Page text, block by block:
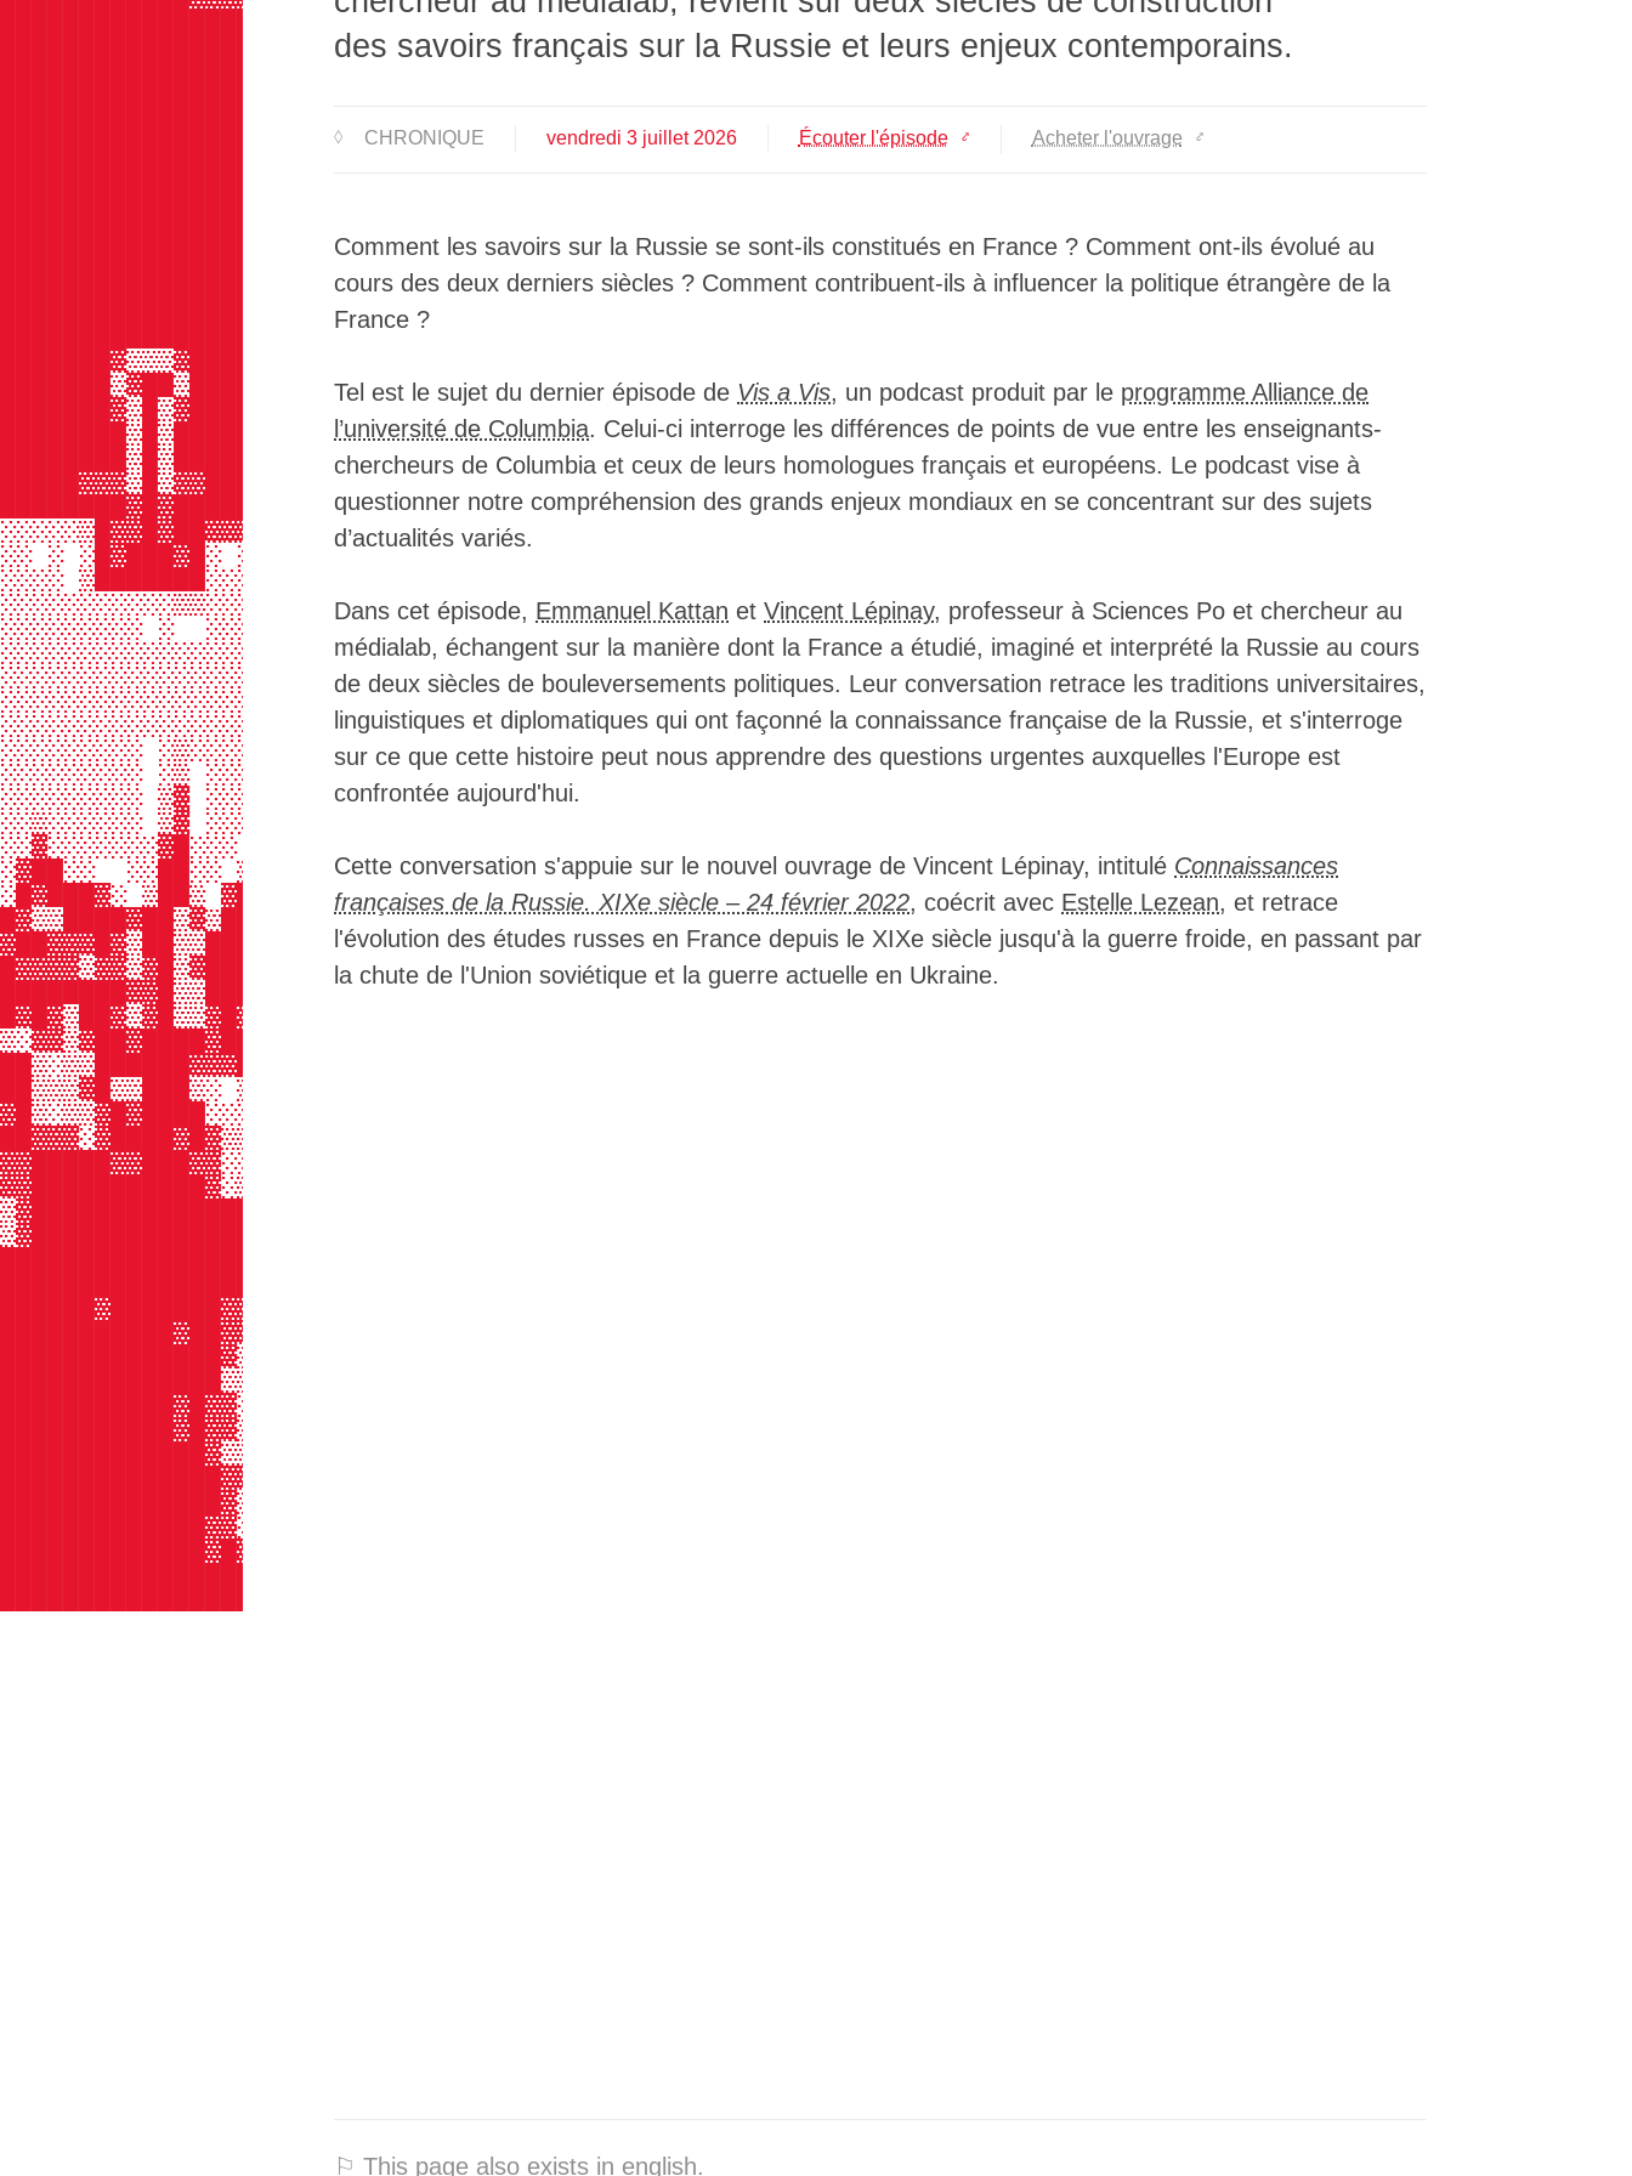
██████████████████░░▒▒▒▒▒▒▒▒▒▒▓░░░▓████▒░░░████████████▓▓███████▓░░░░░░░░░░░░░░░░░░ ░▒▒░
██████████████████░         ░░░░░ ▓████▒░░░█████████████▓████████▓░░░░░░░░░░░░░░░░░░░ ░▒░  ░
██████████████████░░░░░░░░░░░░░░░ ▓████▒░░░▓████████████▓▓███████▓ ░░░░░░░░░░░░░░░░░░░
█████████████████▓       ░░░░░░░░ ▓████░░░░▓██████████████▓▓████▓░░░░░░░░░░░░░░░░░░░░░░░ ░██▓░▒▒░
██████████████████████████████████████▓░░ ░▒█████████░ ░█████▓██▒ ░░░░░░░░░░░░░░░░░░░░░▒░░░░░░░░░░░
██████████████████████████████████████▓░░░░▒████████▒  ▓████▒▒▓██▓░░
██████████████████████████████████████▓░▒░▒▒████████▒░ ▒███▓ ░░▓█▒▒░▒▒░░░░░░░░    ░░░░░
██████████████████████████████████████▓░▒░░░██████████▒ ░░▒░░░░░░
██████████████████████████████████████▒▒░░░░██████████▒ ░░ ░░░░░ ░░▓███▒▒▒▒▒▒▒░░░░░
███████▓▒▒▒▓██████████████████████████▒▒▒░▒░██████████░ ░░░░░░░░░░ ▓██▓░░░░░
███████▒▓██▒██████████████████████████▒░░ ▒▒▓█████████▒
███████▓▒█▒▓██████████████████████████▒▒▒░▒░▓█████████░░░░░░░░░░░░░░  ░░░░░░░░░░ ▒░
████████▒█▒███████████████████████████▒▒▒▒▒░▓█████████░ ░░░░░░░░░░░░░░░░░░░░░░░░▒▒
████████▒█▒███████████████████████████░▒░░░░▒██████████░░░░░░░░░░░░░░░░░░░░
█████▓▓▓▒█▒▓▓█████████████████████████▒▒░░░▒▒██████████░░░░░░░░░░░░░░░░░░ ░▒█▓ ░░░░░░░░░░░░░░░░░░
████████▓█▓███████████████████████████▒▒▒░▒▒▒██████████▓░░░░░░░░░░░░░░░░▓▓███▒▓▒   ░░░░░░░░░░░
░░░░░▒█▓▓█▓██▓▓▓▓▓▓███████████████████░▒░░░▒░███████████▒ ░░░░░░░░░░░░░░███████▓░▒▒░░░░░░░░░░░▒▓███▓
░░ ░ ░█▓███▓█░ ░░░░░░░░░░░░▒▒████████▓░▒░░░▒░███████████▒ ░░░░░░░░░░░░░ ▒██████▓███▓░░░░░░░░░
░░░░ ▒███████░░░░░░░░░░░░░░ ░████████▓░▒▒▒▒▒░████████████▓░░░░░░░░░░░░  ▒██████▓███▓
░░░░░░░░░░░▒▒░░░░░░░░░░░░░░ ▒████████▓░▒▒▒▒▒░▓████████████░░░░░░░░░  ░▓░▓███████████▓▓
░░░░░░░░░ ░  ░░░░░░░░░░░░░░ ▒████████▒░▒░▒░▒ ▓███████████▓ ░░░░░░
░░░░░░░░░░░░░░░░░░░░░░░░░░░ ▒████████▒░▓░▒░▒░▓███████████▒ ░░░░░░▓█████████████████████▒ ░
░░░░░░░░░░░░░░░░░░░░░░░░░░░ ▒████████▒▒▒▒▓░▒░▒███████████▓ ░░░░ ▒██████████████████████░ ░
░░░░░░░░░░░░░░░░░░░░░░░░░░░ ▒████████░▒▒░▓░▒░▒████████████▒░
░░░░░░░░░░░░░░░░░░░░░░░░░░░ ▒████████░▒▒░▒ ▒░▒█████████████▒▒
░░░░░░░░░ ░▒░░░░░░░░░░░░░░░ ▒████████░▒▒▒▒░▒▒░████████████▓
░░░░░░░░░ ░▒ ░░░░░░░░░░░░░░ ▒████████░▒▒▒▒▒▒▒░████████████▓
░░░░░░░░░ ▒▓ ░░░░░░░░░░░░░░ ▒███████▓ ▒▒ ▓░▒▒
░░▒░░░░░░ ▒▓ ░░░░░░░░░░░░░░ ▒███████▓ ▒░░▒░░▒░▓███████████░
░░▓░░░░░░░▓█░░░ ▒░░░░░  ░░░
░▓██░░  ░░██░░ ▒█░ ▒▒ ░▒░ ░
░█▓███▓░ ▒██▒ ▓██▓▓██▒██▒▒░
█▓▒▒████▓██▒▓▒██▓███▓█████▒
▓██▓▓▓█▓▒██▒▒███▓▓██▓▓██▒▒░ ▓███████ ░░░░░░ ░░
█▓▓▓▓▒▓▓▒▓█▒▓███▓█▓▓█▒▒▓██░
████████▓▓█▒▒███▓░▓▒░░▓▓██▒
█▓█▓▒██▓▒▓█▒▒▓█▓▓██▓▓███▓▒░ ▓█████▓░
▒░▓▓▒▓██▓████▓█████░▓█████▒
██▒░▒▒██████▓▓▓████▒▒█▓▓██▒
██▒▒▒▓█▒▒███▒░ ▒███░▒██▓▓▓░ ▓█████▓░░░░░  ░ ░░
▓█▒░▒▒▓█▓████░░░▒██▓▒█████░
██▓▓▓░▓████▓█▓▒▒▓▓██▓█▒▓█▓░
▓▓█████▓▓███▓▓░░█░▒███▓███░
▓▓███████████▓░▒▓▓▓█████▓▓░
▒▓██████████████████████▓▓░ ▓████▓░▒▒
▒▓███████████████████████▓░ █████▒▒▒▓░▒██████░▒▒▒▒▓████████████████████████░
██████████████▒▒▒▒▒▓▒▒▓█▓▓░░███▓ ▒▓▒ ▓████████▓░▓▒▒░███████████████████████░
███████████▓█▓▓░▓▓▓▒▒▒▓█▓▓░░█▓▒▒ ▒░▒░▒▒▒▒▒▒▒▒▓▒░▒░▒░▒▓▓███████████████████▓░
███████████▓█▓▓▒▓▒▒▒▒▓████ ░█▒▓░▒░▓▒░▓▒▓▓▒▓▒▓▒░░▒▓▓▓
█████████████▓▒▒▓▓▓▒▓▓▓█▓▓ ░█▒▓░▒░▒▒░▓▒▓▒▒▓▒▓▒▒░▒▒▒▒ ▓▓██████████████████░ ░░░
██████████████▓▓██▓▒▒▓▓█▒▒ ░█░ ░░░░░░░░░░░░░░░░░░░░░▒ ░█████████████████▓
██████████████▓▒▓▓▓▓▓████▓ ░█▒ ░░░░░ ░░░░░░░░░░░░░░░░ ▒█████████████████▒ ░░░░░
█████████████▓▓░▓▓███████▓ ░█▒░▒▒▒░░▒▒▒▒▒▒▒▒▒▒▒▒░░▒░▒▒▒█████████████████░░░░░░░
█████████████▓█▓█████████▓ ▒█▒▓▓▓▒░▒▓▒▓▒▓▒▓▒▓▒▓▓▓░▒▓▒▓▒▓████████▓▓██████░░░░░░░░▒█████▒▓███▓
des savoirs français sur la Russie et leurs enjeux contemporains.
CHRONIQUE vendredi 3 juillet 2026 Écouter l'épisode Acheter l'ouvrage
Comment les savoirs sur la Russie se sont-ils constitués en France ? Comment ont-ils évolué au
cours des deux derniers siècles ? Comment contribuent-ils à influencer la politique étrangère de la
France ?
Tel est le sujet du dernier épisode de Vis a Vis, un podcast produit par le programme Alliance de
l’université de Columbia. Celui-ci interroge les différences de points de vue entre les enseignants-
chercheurs de Columbia et ceux de leurs homologues français et européens. Le podcast vise à
questionner notre compréhension des grands enjeux mondiaux en se concentrant sur des sujets
d’actualités variés.
Dans cet épisode, Emmanuel Kattan et Vincent Lépinay, professeur à Sciences Po et chercheur au
médialab, échangent sur la manière dont la France a étudié, imaginé et interprété la Russie au cours
de deux siècles de bouleversements politiques. Leur conversation retrace les traditions universitaires,
linguistiques et diplomatiques qui ont façonné la connaissance française de la Russie, et s'interroge
sur ce que cette histoire peut nous apprendre des questions urgentes auxquelles l'Europe est
confrontée aujourd'hui.
Cette conversation s'appuie sur le nouvel ouvrage de Vincent Lépinay, intitulé Connaissances
françaises de la Russie. XIXe siècle – 24 février 2022, coécrit avec Estelle Lezean, et retrace
l'évolution des études russes en France depuis le XIXe siècle jusqu'à la guerre froide, en passant par
la chute de l'Union soviétique et la guerre actuelle en Ukraine.
⚐ This page also exists in english.